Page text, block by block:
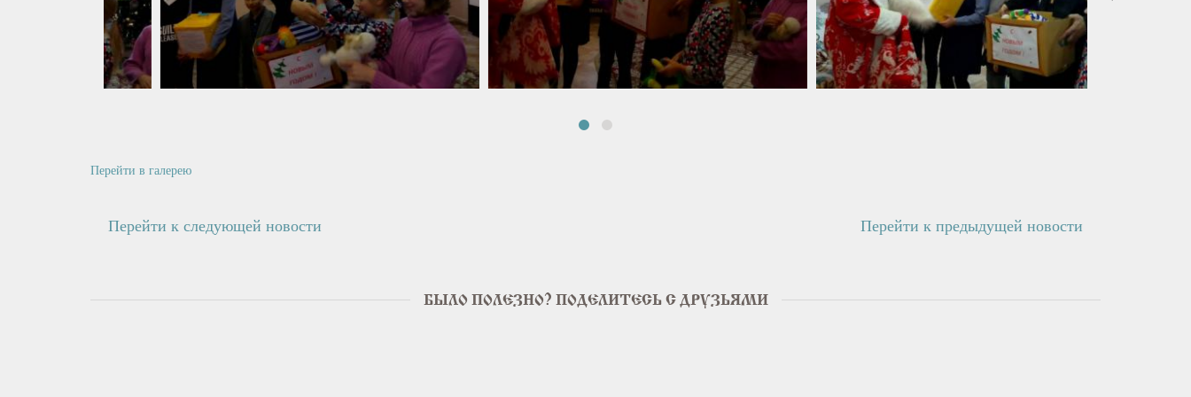
Перейти в галерею
Перейти к следующей новости Перейти к предыдущей новости
БЫЛО ПОЛЕЗНО? ПОДЕЛИТЕСЬ С ДРУЗЬЯМИ